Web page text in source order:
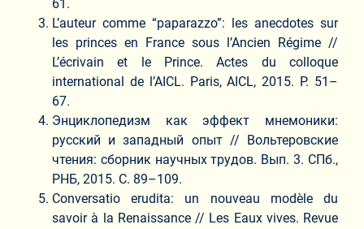
61.
L’auteur comme “paparazzo”: les anecdotes sur
les princes en France sous l’Ancien Régime //
L’écrivain et le Prince. Actes du colloque
international de l’AICL. Paris, AICL, 2015. P. 51–
67.
Энциклопедизм как эффект мнемоники:
русский и западный опыт // Вольтеровские
чтения: сборник научных трудов. Вып. 3. СПб.,
РНБ, 2015. С. 89–109.
Conversatio erudita: un nouveau modèle du
savoir à la Renaissance // Les Eaux vives. Revue